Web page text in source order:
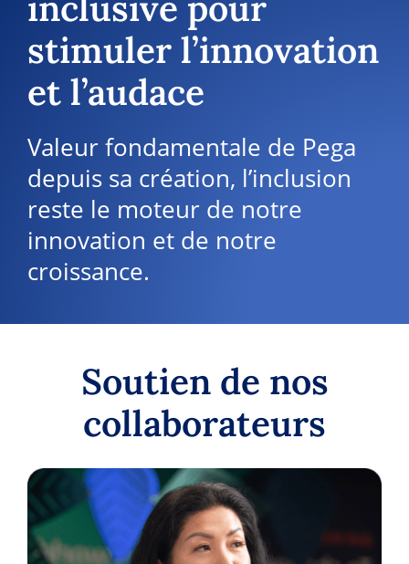
stimuler l’innovation
et l’audace
Valeur fondamentale de Pega
depuis sa création, l’inclusion
reste le moteur de notre
innovation et de notre
croissance.
Soutien de nos
collaborateurs